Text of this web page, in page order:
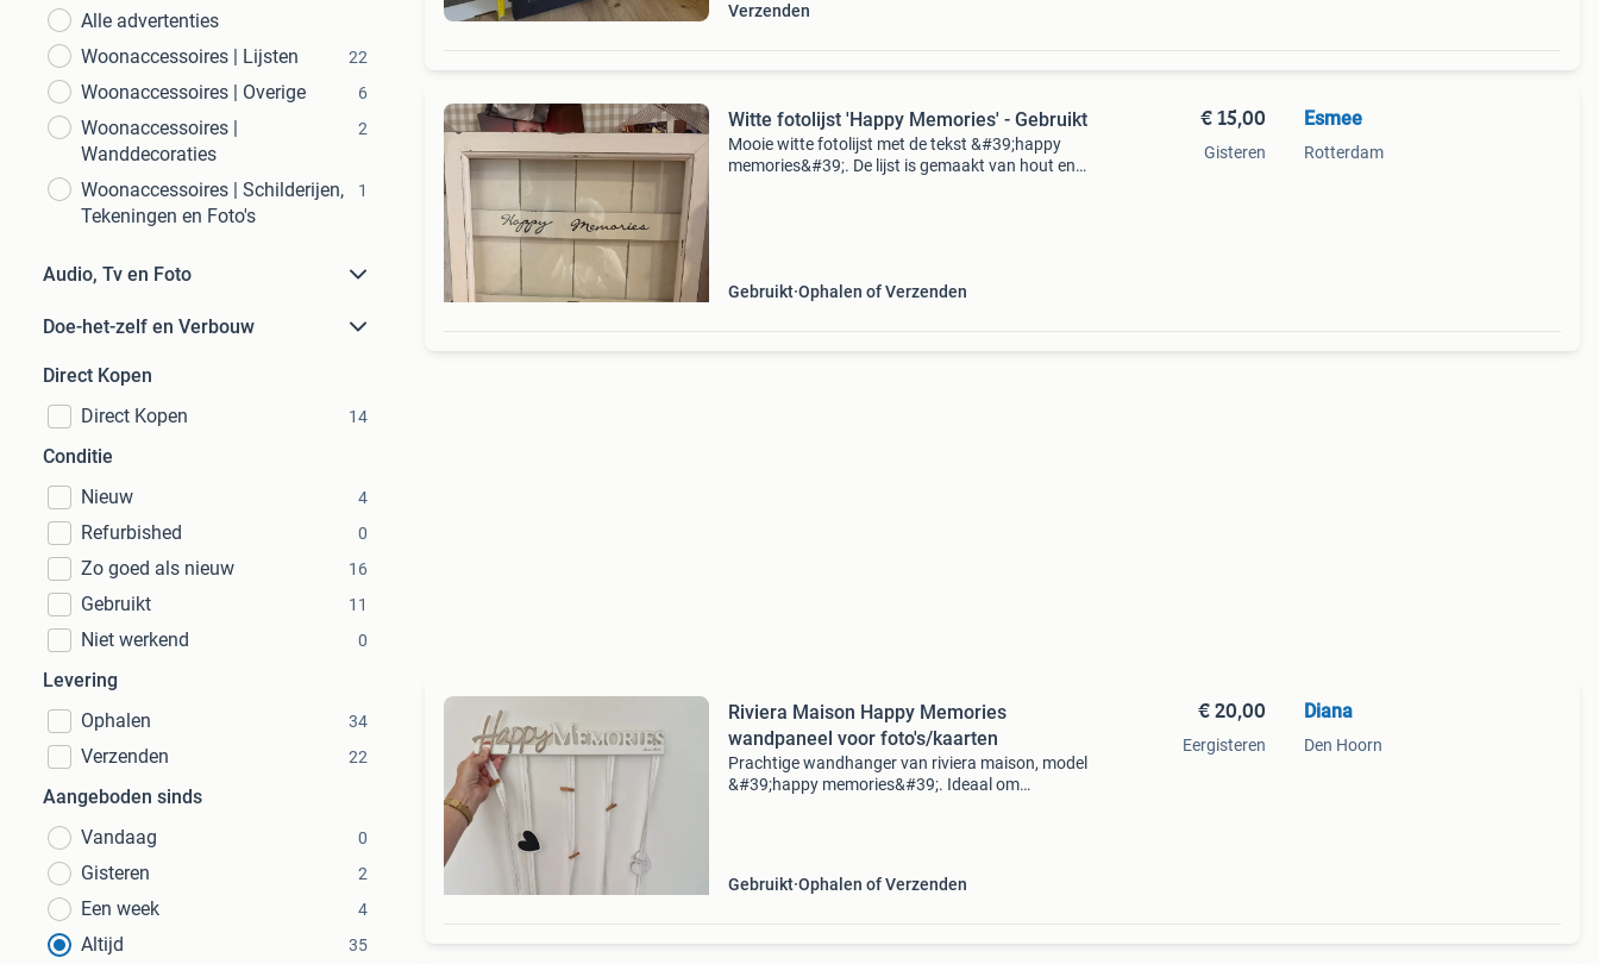
Alle advertenties
Woonaccessoires | Lijsten
22
Woonaccessoires | Overige 6
Woonaccessoires |
Wanddecoraties
2
Woonaccessoires | Schilderijen,
Tekeningen en Foto's
1
Audio, Tv en Foto
Doe-het-zelf en Verbouw
Direct Kopen
Direct Kopen
14
Conditie
Nieuw
4
Refurbished 0
Zo goed als nieuw 16
Gebruikt 11
Niet werkend 0
Levering
Ophalen
34
Verzenden 22
Aangeboden sinds
Vandaag
0
Gisteren 2
Een week 4
Altijd 35
Verzenden
Witte fotolijst 'Happy Memories' - Gebruikt
Mooie witte fotolijst met de tekst &#39;happy
memories&#39;. De lijst is gemaakt van hout en
Gebruikt Ophalen of Verzenden
€ 15,00
Gisteren
Esmee
Rotterdam
Riviera Maison Happy Memories
wandpaneel voor foto's/kaarten
Prachtige wandhanger van riviera maison, model
&#39;happy memories&#39;. Ideaal om
Gebruikt Ophalen of Verzenden
€ 20,00
Eergisteren
Diana
Den Hoorn